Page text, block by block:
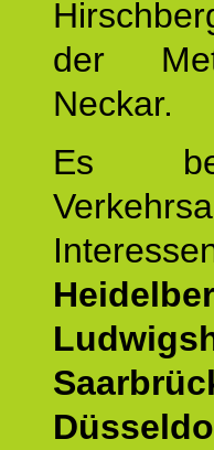
der
Neckar.
Es